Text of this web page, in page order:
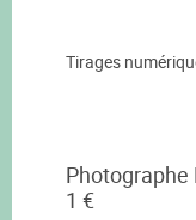
Tirages
Photographe
1 €